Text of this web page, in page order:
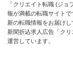
「クリエイト転職 (ジ
報が満載の転職サイト
新の転職情報をお届けし
新聞折込求人広告「ク
運営しています。